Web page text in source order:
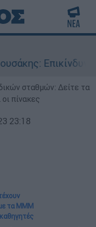
Επικίνδυνες
σταθμών: Δείτε τα
πίνακες
23:18
με τα ΜΜΜ